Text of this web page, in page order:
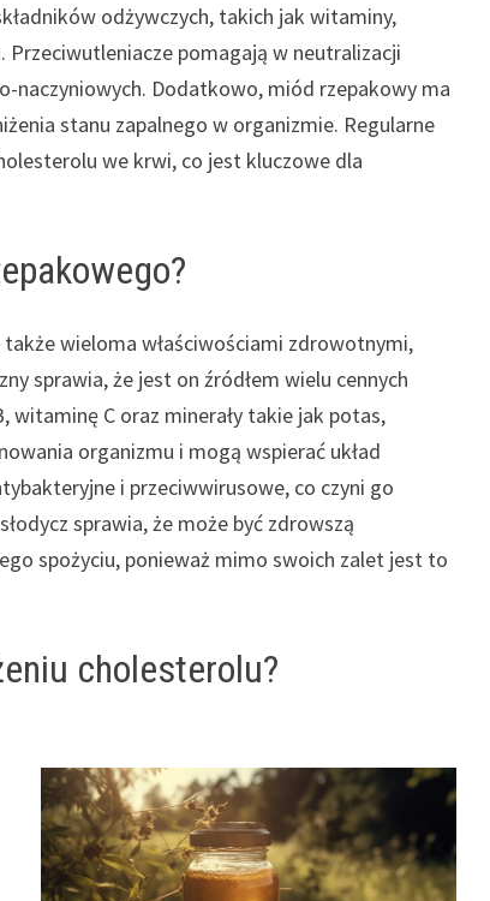
odżywczych, takich jak witaminy,
pomagają w neutralizacji
naczyniowych. Dodatkowo, miód rzepakowy ma
stanu zapalnego w organizmie. Regularne
we krwi, co jest kluczowe dla
wieloma właściwościami zdrowotnymi,
sprawia, że jest on źródłem wielu cennych
witaminę C oraz minerały takie jak potas,
organizmu i mogą wspierać układ
i przeciwwirusowe, co czyni go
sprawia, że może być zdrowszą
spożyciu, ponieważ mimo swoich zalet jest to
cholesterolu?